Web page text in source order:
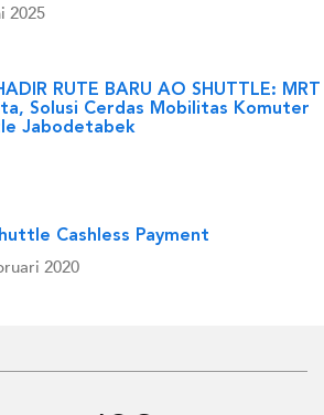
2025
RUTE BARU AO SHUTTLE: MRT
Solusi Cerdas Mobilitas Komuter
Jabodetabek
Cashless Payment
2020